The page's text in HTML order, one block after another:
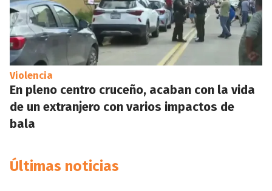
Violencia
En pleno centro cruceño, acaban con la vida
de un extranjero con varios impactos de
bala
Últimas noticias